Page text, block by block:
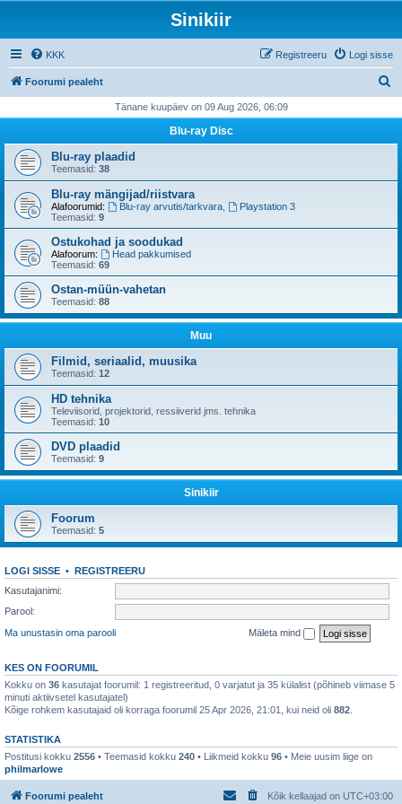
Sinikiir
KKK Logi sisse
Registreeru
Foorumi pealeht
i
Tänane kuupäev on 09 Aug 2026, 06:09
Blu-ray Disc
Blu-ray plaadid
Teemasid: 38
Blu-ray mängijad/riistvara
Alafoorumid: Blu-ray arvutis/tarkvara,
Playstation 3
Teemasid: 9
Ostukohad ja soodukad
Alafoorum:
Head pakkumised
Teemasid: 69
Ostan-müün-vahetan
Teemasid: 88
Muu
Filmid, seriaalid, muusika
Teemasid: 12
HD tehnika
Televiisorid, projektorid, ressiiverid jms. tehnika
Teemasid: 10
DVD plaadid
Teemasid: 9
Sinikiir
Foorum
Teemasid: 5
LOGI SISSE • REGISTREERU
Kasutajanimi:
Parool:
Ma unustasin oma parooli
Mäleta mind
KES ON FOORUMIL
Kokku on 36 kasutajat foorumil: 1 registreeritud, 0 varjatut ja 35 külalist (põhineb viimase 5
minuti aktiivsetel kasutajatel)
Kõige rohkem kasutajaid oli korraga foorumil 25 Apr 2026, 21:01, kui neid oli 882
STATISTIKA
Postitusi kokku 2556 • Teemasid kokku 240 • Liikmeid kokku 96 • Meie uusim liige on
philmarlowe
Foorumi pealeht Kõik kellaajad on UTC+03:00